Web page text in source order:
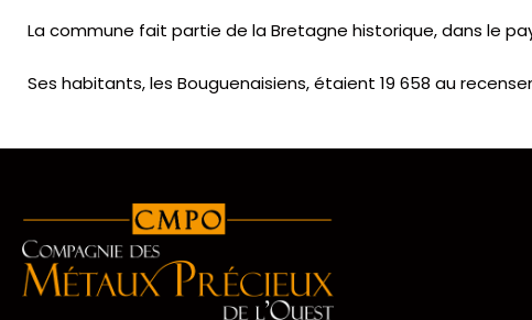
La commune fait partie de la Bretagne historique, dans le
Ses habitants, les Bouguenaisiens, étaient 19 658 au